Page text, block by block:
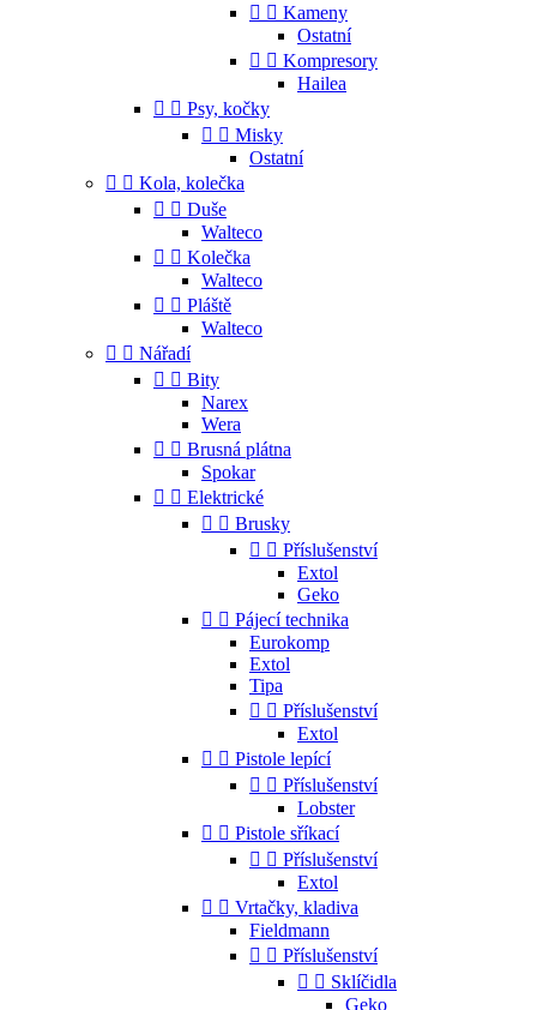
  Kameny
Ostatní
  Kompresory
Hailea
  Psy, kočky
  Misky
Ostatní
  Kola, kolečka
  Duše
Walteco
  Kolečka
Walteco
  Pláště
Walteco
  Nářadí
  Bity
Narex
Wera
  Brusná plátna
Spokar
  Elektrické
  Brusky
  Příslušenství
Extol
Geko
  Pájecí technika
Eurokomp
Extol
Tipa
  Příslušenství
Extol
  Pistole lepící
  Příslušenství
Lobster
  Pistole sříkací
  Příslušenství
Extol
  Vrtačky, kladiva
Fieldmann
  Příslušenství
  Sklíčidla
Geko